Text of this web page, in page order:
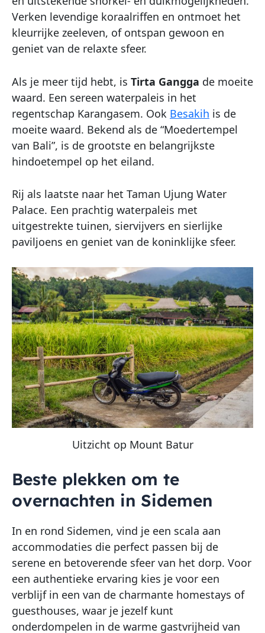
Verken levendige koraalriffen en ontmoet het
kleurrijke zeeleven, of ontspan gewoon en
geniet van de relaxte sfeer.
Als je meer tijd hebt, is Tirta Gangga de moeite
waard. Een sereen waterpaleis in het
regentschap Karangasem. Ook Besakih is de
moeite waard. Bekend als de “Moedertempel
van Bali”, is de grootste en belangrijkste
hindoetempel op het eiland.
Rij als laatste naar het Taman Ujung Water
Palace. Een prachtig waterpaleis met
uitgestrekte tuinen, siervijvers en sierlijke
paviljoens en geniet van de koninklijke sfeer.
Uitzicht op Mount Batur
Beste plekken om te
overnachten in Sidemen
In en rond Sidemen, vind je een scala aan
accommodaties die perfect passen bij de
serene en betoverende sfeer van het dorp. Voor
een authentieke ervaring kies je voor een
verblijf in een van de charmante homestays of
guesthouses, waar je jezelf kunt
onderdompelen in de warme gastvrijheid van